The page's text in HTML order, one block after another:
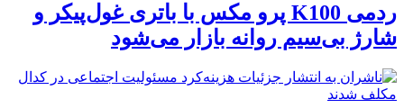
ردمی K100 پرو مکس با باتری غول‌پیکر و
شارژ بی‌سیم روانه بازار می‌شود